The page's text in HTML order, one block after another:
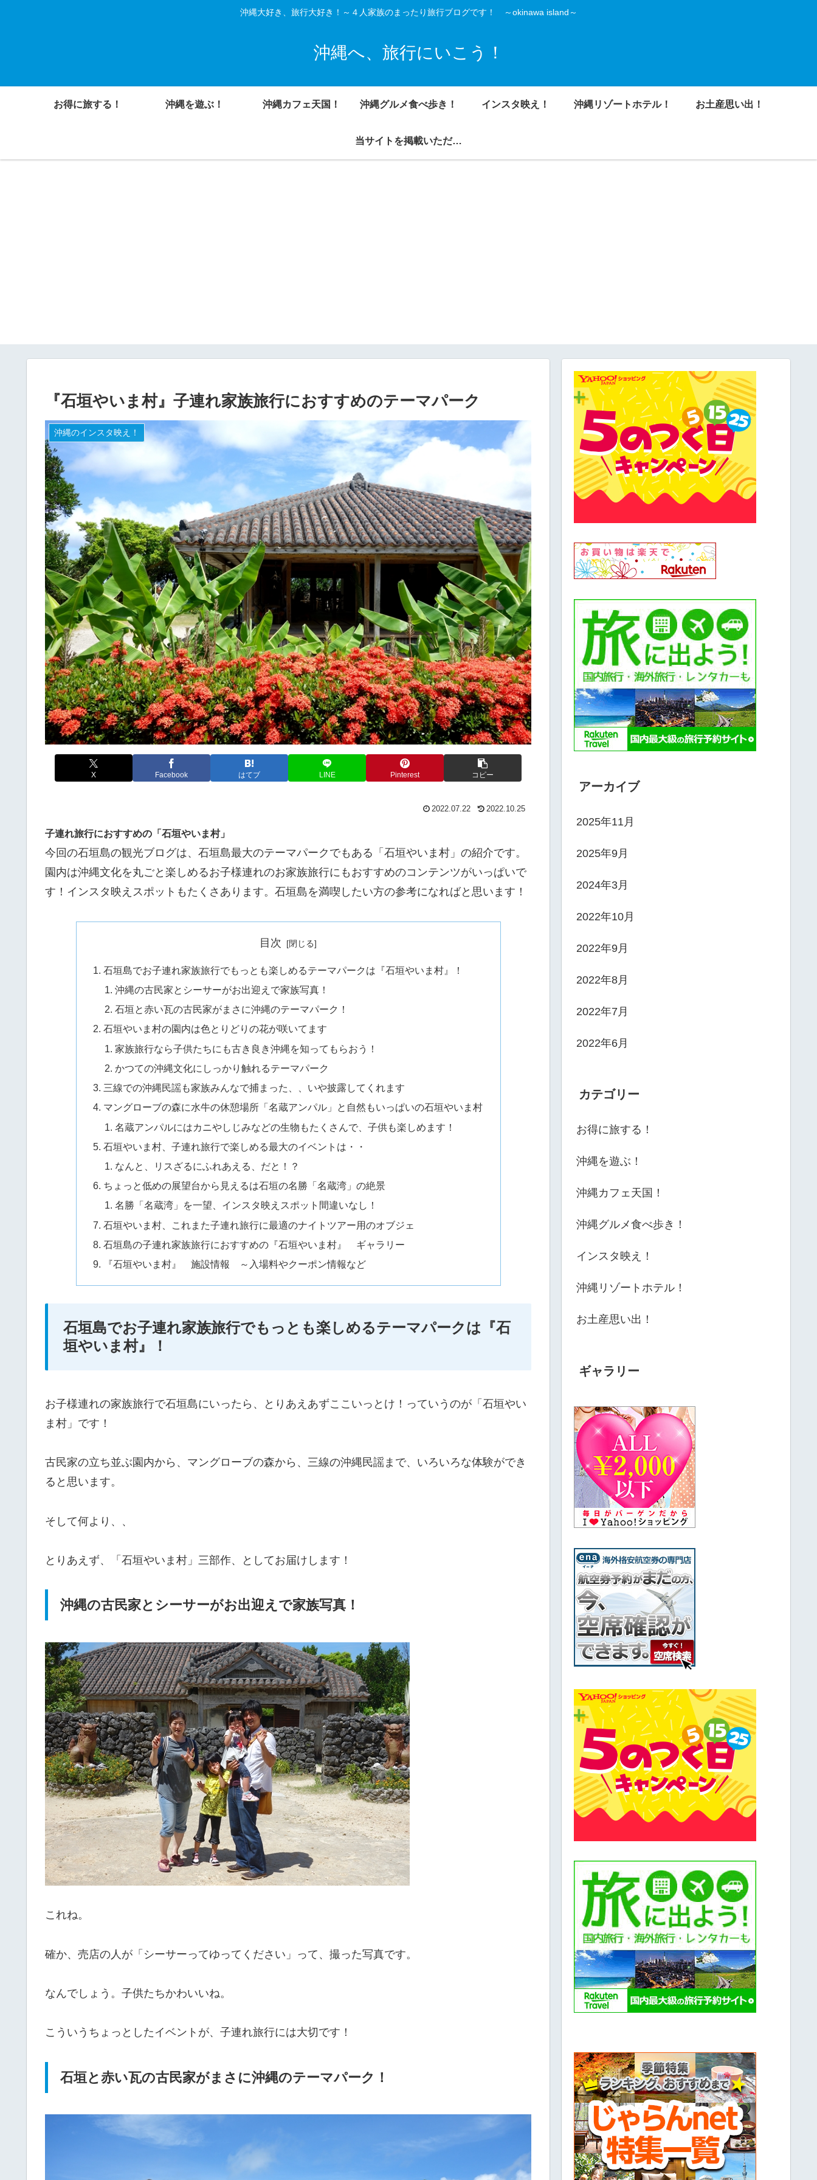
沖縄大好き、旅行大好き！～４人家族のまったり旅行ブログです！ ～okinawa island～
沖縄へ、旅行にいこう！
お得に旅する！ 沖縄を遊ぶ！ 沖縄カフェ天国！ 沖縄グルメ食べ歩き！ インスタ映え！ 沖縄リゾートホテル！ お土産思い出！
当サイトを掲載いただきました
『石垣やいま村』子連れ家族旅行におすすめのテーマパーク
沖縄のインスタ映え！
X Facebook はてブ LINE Pinterest コピー
2022.07.22 2022.10.25
子連れ旅行におすすめの「石垣やいま村」
今回の石垣島の観光ブログは、石垣島最大のテーマパークでもある「石垣やいま村」の紹介です。
園内は沖縄文化を丸ごと楽しめるお子様連れのお家族旅行にもおすすめのコンテンツがいっぱいで
す！インスタ映えスポットもたくさあります。石垣島を満喫したい方の参考になればと思います！
目次
石垣島でお子連れ家族旅行でもっとも楽しめるテーマパークは『石垣やいま村』！
沖縄の古民家とシーサーがお出迎えで家族写真！
石垣と赤い瓦の古民家がまさに沖縄のテーマパーク！
石垣やいま村の園内は色とりどりの花が咲いてます
家族旅行なら子供たちにも古き良き沖縄を知ってもらおう！
かつての沖縄文化にしっかり触れるテーマパーク
三線での沖縄民謡も家族みんなで捕まった、、いや披露してくれます
マングローブの森に水牛の休憩場所「名蔵アンパル」と自然もいっぱいの石垣やいま村
名蔵アンパルにはカニやしじみなどの生物もたくさんで、子供も楽しめます！
石垣やいま村、子連れ旅行で楽しめる最大のイベントは・・
なんと、リスざるにふれあえる、だと！？
ちょっと低めの展望台から見えるは石垣の名勝「名蔵湾」の絶景
名勝「名蔵湾」を一望、インスタ映えスポット間違いなし！
石垣やいま村、これまた子連れ旅行に最適のナイトツアー用のオブジェ
石垣島の子連れ家族旅行におすすめの『石垣やいま村』 ギャラリー
『石垣やいま村』 施設情報 ～入場料やクーポン情報など
石垣島でお子連れ家族旅行でもっとも楽しめるテーマパークは『石
垣やいま村』！
お子様連れの家族旅行で石垣島にいったら、とりあえあずここいっとけ！っていうのが「石垣やい
ま村」です！
古民家の立ち並ぶ園内から、マングローブの森から、三線の沖縄民謡まで、いろいろな体験ができ
ると思います。
そして何より、、
とりあえず、「石垣やいま村」三部作、としてお届けします！
沖縄の古民家とシーサーがお出迎えで家族写真！
これね。
確か、売店の人が「シーサーってゆってください」って、撮った写真です。
なんでしょう。子供たちかわいいね。
こういうちょっとしたイベントが、子連れ旅行には大切です！
石垣と赤い瓦の古民家がまさに沖縄のテーマパーク！
アーカイブ
2025年11月
2025年9月
2024年3月
2022年10月
2022年9月
2022年8月
2022年7月
2022年6月
カテゴリー
お得に旅する！
沖縄を遊ぶ！
沖縄カフェ天国！
沖縄グルメ食べ歩き！
インスタ映え！
沖縄リゾートホテル！
お土産思い出！
ギャラリー